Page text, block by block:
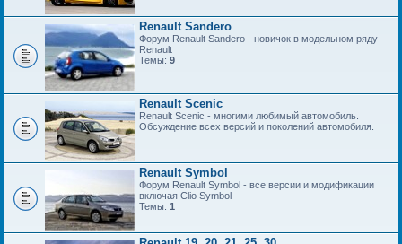
Renault Sandero
Форум Renault Sandero - новичок в модельном ряду
Renault
Темы: 9
Renault Scenic
Renault Scenic - многими любимый автомобиль.
Обсуждение всех версий и поколений автомобиля.
Renault Symbol
Форум Renault Symbol - все версии и модификации
включая Clio Symbol
Темы: 1